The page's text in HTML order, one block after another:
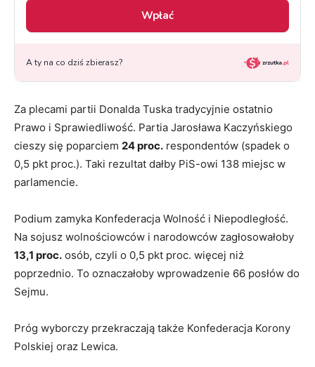
Za plecami partii Donalda Tuska tradycyjnie ostatnio
Prawo i Sprawiedliwość. Partia Jarosława Kaczyńskiego
cieszy się poparciem 24 proc. respondentów (spadek o
0,5 pkt proc.). Taki rezultat dałby PiS-owi 138 miejsc w
parlamencie.
Podium zamyka Konfederacja Wolność i Niepodległość.
Na sojusz wolnościowców i narodowców zagłosowałoby
13,1 proc. osób, czyli o 0,5 pkt proc. więcej niż
poprzednio. To oznaczałoby wprowadzenie 66 posłów do
Sejmu.
Próg wyborczy przekraczają także Konfederacja Korony
Polskiej oraz Lewica.